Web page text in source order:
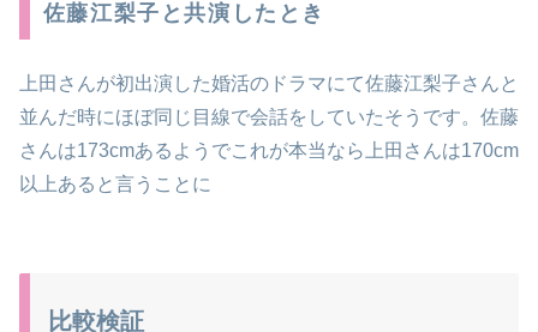
佐藤江梨子と共演したとき
上田さんが初出演した婚活のドラマにて佐藤江梨子さんと
並んだ時にほぼ同じ目線で会話をしていたそうです。佐藤
さんは173cmあるようでこれが本当なら上田さんは170cm
以上あると言うことに
比較検証